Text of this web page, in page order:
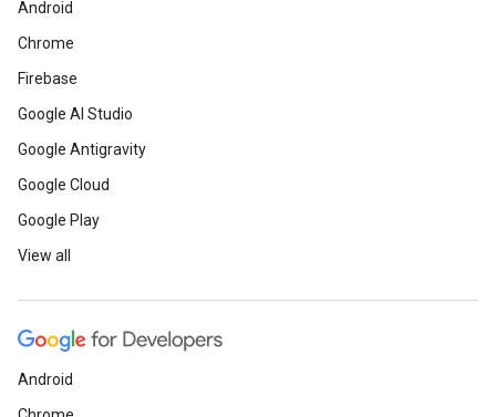
Android
Chrome
Firebase
Google AI Studio
Google Antigravity
Google Cloud
Google Play
View all
Android